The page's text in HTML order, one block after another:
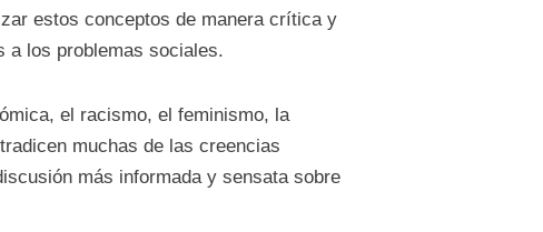
estos conceptos de manera crítica y
a los problemas sociales.
el racismo, el feminismo, la
muchas de las creencias
más informada y sensata sobre